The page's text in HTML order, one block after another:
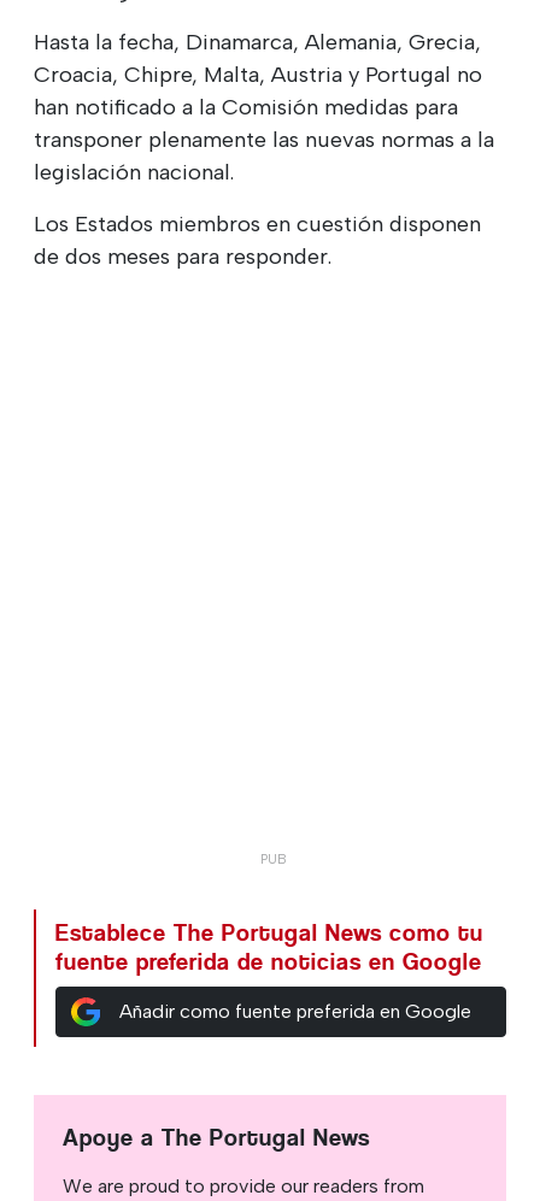
Hasta la fecha, Dinamarca, Alemania, Grecia,
Croacia, Chipre, Malta, Austria y Portugal no
han notificado a la Comisión medidas para
transponer plenamente las nuevas normas a la
legislación nacional.
Los Estados miembros en cuestión disponen
de dos meses para responder.
Establece The Portugal News como tu
fuente preferida de noticias en Google
Añadir como fuente preferida en Google
Apoye a The Portugal News
We are proud to provide our readers from